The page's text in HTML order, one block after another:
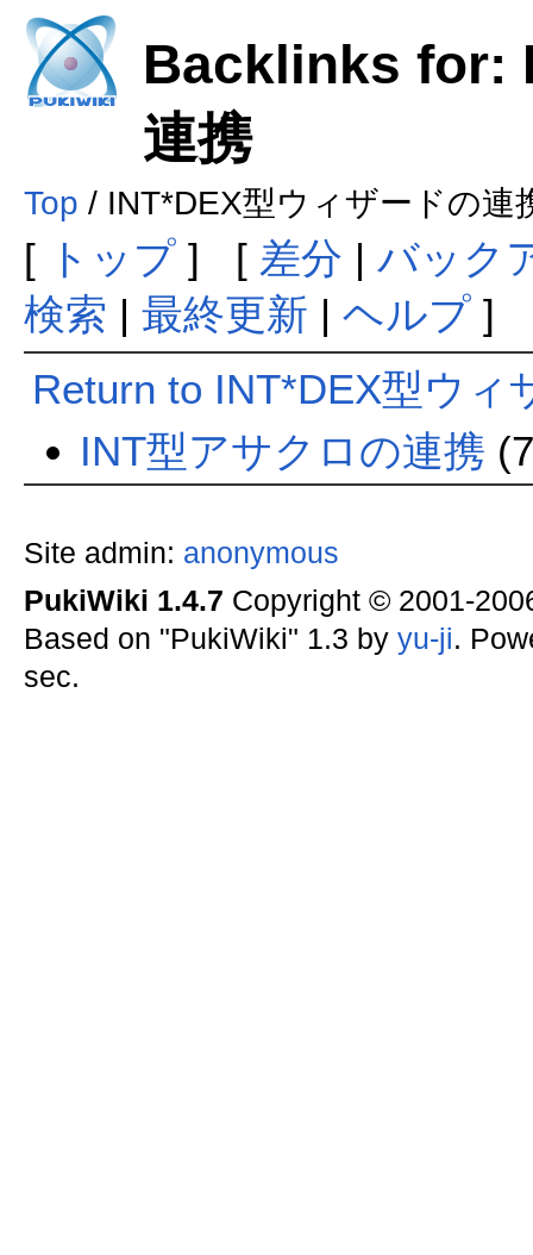
Backlinks for:
連携
Top / INT*DEX型ウィザードの連
[ トップ] [ 差分 | バック
検索 | 最終更新 | ヘルプ]
Return to INT*DEX型ウィ
INT型アサクロの連携
Site admin: anonymous
PukiWiki 1.4.7 Copyright © 2001-
Based on "PukiWiki" 1.3 by yu-ji.
sec.